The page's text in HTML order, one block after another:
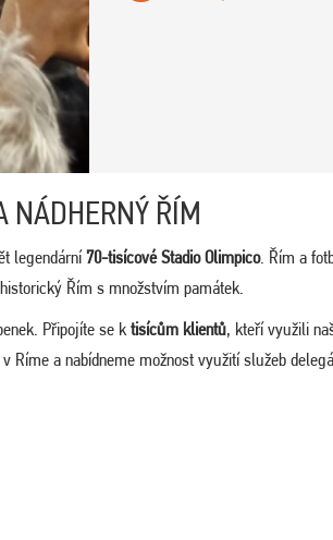
NÁDHERNÝ ŘÍM
legendární70-tisícové Stadio Olimpico. Řím a
Řím s množstvím památek.
Připojíte se ktisícům klientů, kteří využili
Ríme a nabídneme možnost využití služeb